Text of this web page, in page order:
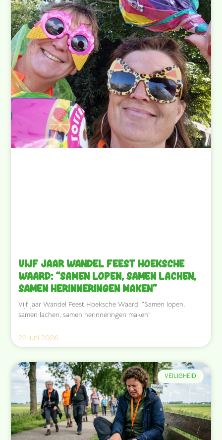
Vijf jaar Wandel Feest Hoeksche
Waard: “Samen lopen, samen lachen,
samen herinneringen maken”
Vijf jaar Wandel Feest Hoeksche Waard: “Samen lopen,
samen lachen, samen herinneringen maken”
22 juni 2026
VEILIGHEID